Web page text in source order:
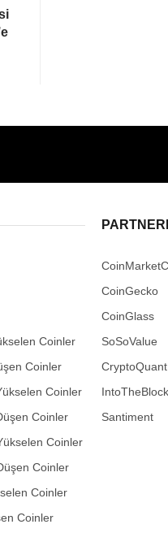
Coinler
Coinler
Coinler
Coinler
Coinler
Coinler
Coinler
Coinler
CoinGecko
CoinGlass
SoSoValue
CryptoQuant
IntoTheBlock
Santiment